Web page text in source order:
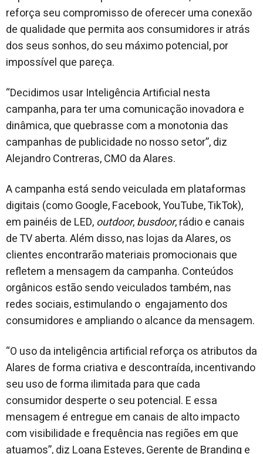
reforça seu compromisso de oferecer uma conexão
de qualidade que permita aos consumidores ir atrás
dos seus sonhos, do seu máximo potencial, por
impossível que pareça.
“Decidimos usar Inteligência Artificial nesta
campanha, para ter uma comunicação inovadora e
dinâmica, que quebrasse com a monotonia das
campanhas de publicidade no nosso setor”, diz
Alejandro Contreras, CMO da Alares.
A campanha está sendo veiculada em plataformas
digitais (como Google, Facebook, YouTube, TikTok),
em painéis de LED,outdoor,busdoor, rádio e canais
de TV aberta. Além disso, nas lojas da Alares, os
clientes encontrarão materiais promocionais que
refletem a mensagem da campanha. Conteúdos
orgânicos estão sendo veiculados também, nas
redes sociais, estimulando o engajamento dos
consumidores e ampliando o alcance da mensagem.
“O uso da inteligência artificial reforça os atributos da
Alares de forma criativa e descontraída, incentivando
seu uso de forma ilimitada para que cada
consumidor desperte o seu potencial. E essa
mensagem é entregue em canais de alto impacto
com visibilidade e frequência nas regiões em que
atuamos”, diz Loana Esteves, Gerente de Branding e